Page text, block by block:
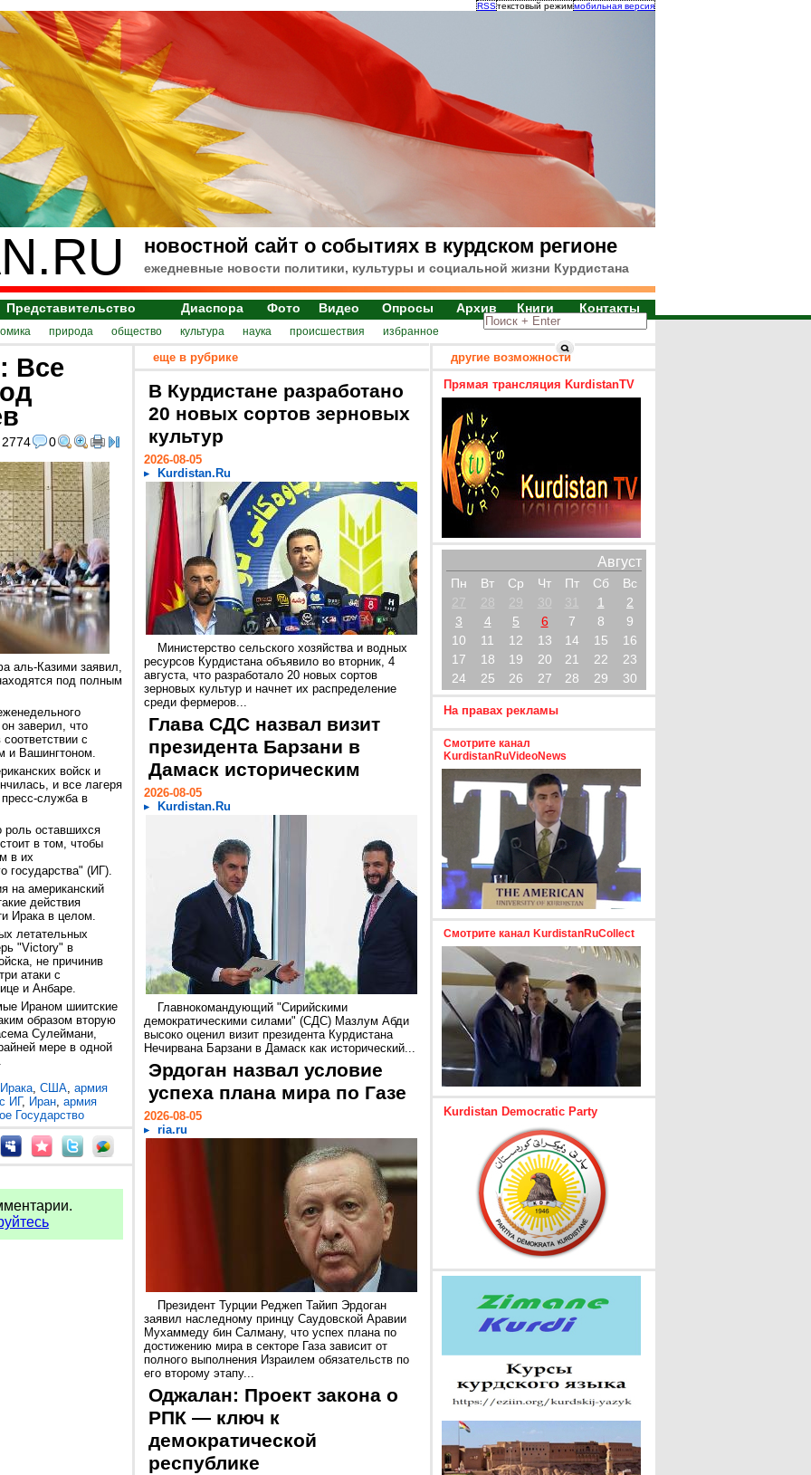
RSSтекстовый режиммобильная версия
новостной сайт о событиях в курдском регионе
ежедневные новости политики, культуры и социальной жизни Курдистана
Представительство Диаспора Фото Видео Опросы Архив Книги Контакты
природа общество культура наука происшествия избранное
Все
2774 0
аль-Казими заявил,
под полным
заверил, что
с
и Вашингтоном.
войск и
и все лагеря
служба в
роль оставшихся
в том, чтобы
в их
государства" (ИГ).
на американский
действия
Ирака в целом.
летательных
"Victory" в
не причинив
атаки с
и Анбаре.
Ираном шиитские
образом вторую
Сулеймани,
мере в одной
, США, армия
ИГ, Иран, армия
Государство
еще в рубрике
В Курдистане разработано
20 новых сортов зерновых
культур
2026-08-05
Kurdistan.Ru
Министерство сельского хозяйства и водных
ресурсов Курдистана объявило во вторник, 4
августа, что разработало 20 новых сортов
зерновых культур и начнет их распределение
среди фермеров...
Глава СДС назвал визит
президента Барзани в
Дамаск историческим
2026-08-05
Kurdistan.Ru
Главнокомандующий "Сирийскими
демократическими силами" (СДС) Мазлум Абди
высоко оценил визит президента Курдистана
Нечирвана Барзани в Дамаск как исторический...
Эрдоган назвал условие
успеха плана мира по Газе
2026-08-05
ria.ru
Президент Турции Реджеп Тайип Эрдоган
заявил наследному принцу Саудовской Аравии
Мухаммеду бин Салману, что успех плана по
достижению мира в секторе Газа зависит от
полного выполнения Израилем обязательств по
его второму этапу...
Оджалан: Проект закона о
РПК — ключ к
демократической
республике
другие возможности
Прямая трансляция KurdistanTV
Август
Пн Вт Ср Чт Пт Сб
Вс
27
28 29 30 31 1
2
3
4 5 6 7 8
9
10
11 12 13 14 15
16
17
18 19 20 21 22
23
24
25 26 27 28 29 30
На правах рекламы
Смотрите канал
KurdistanRuVideoNews
Смотрите канал KurdistanRuCollect
Kurdistan Democratic Party